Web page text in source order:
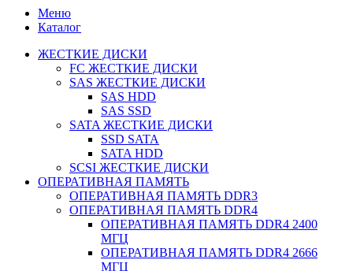
Меню
Каталог
ЖЕСТКИЕ ДИСКИ
FC ЖЕСТКИЕ ДИСКИ
SAS ЖЕСТКИЕ ДИСКИ
SAS HDD
SAS SSD
SATA ЖЕСТКИЕ ДИСКИ
SSD SATA
SATA HDD
SCSI ЖЕСТКИЕ ДИСКИ
ОПЕРАТИВНАЯ ПАМЯТЬ
ОПЕРАТИВНАЯ ПАМЯТЬ DDR3
ОПЕРАТИВНАЯ ПАМЯТЬ DDR4
ОПЕРАТИВНАЯ ПАМЯТЬ DDR4 2400
МГЦ
ОПЕРАТИВНАЯ ПАМЯТЬ DDR4 2666
МГЦ